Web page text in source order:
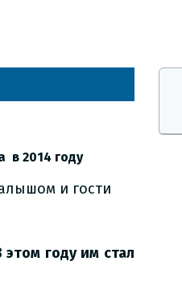
в 2014 году
и гости
году им стал